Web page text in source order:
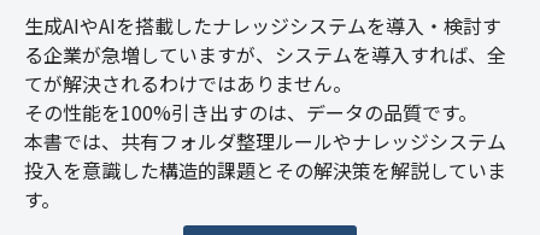
生成AIやAIを搭載したナレッジシステムを導入・検討す
る企業が急増していますが、システムを導入すれば、全
てが解決されるわけではありません。
その性能を100%引き出すのは、データの品質です。
本書では、共有フォルダ整理ルールやナレッジシステム
投入を意識した構造的課題とその解決策を解説していま
す。